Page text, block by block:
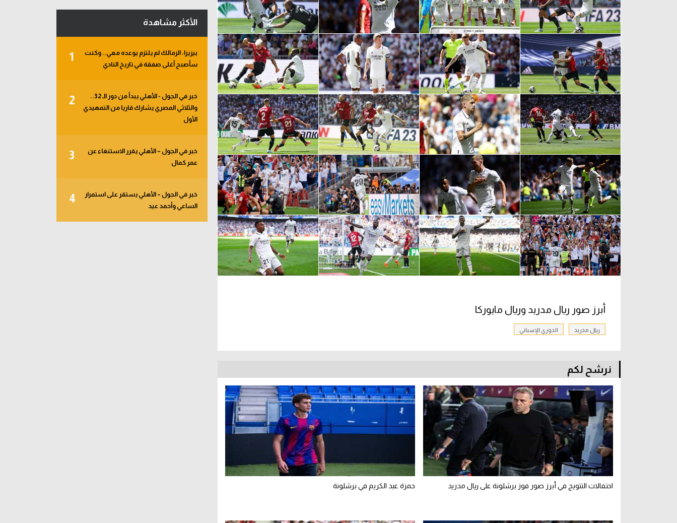
أبرز صور ريال مدريد وريال مايوركا
ريال مدريد الدوري الإسباني
نرشح لكم
احتفالات التتويج في أبرز صور فوز برشلونة على ريال مدريد حمزة عبد الكريم في برشلونة
الأكثر مشاهدة
1
بيزيرا: الزمالك لم يلتزم بوعده معي.. وكنت
سأصبح أغلى صفقة في تاريخ النادي
2
خبر في الجول - الأهلي يبدأ من دور الـ 32..
والثلاثي المصري يشارك قاريا من التمهيدي
الأول
3
خبر في الجول – الأهلي يقرر الاستنغاء عن
عمر كمال
4
خبر في الجول – الأهلي يستقر على استمرار
الساعي وأحمد عيد